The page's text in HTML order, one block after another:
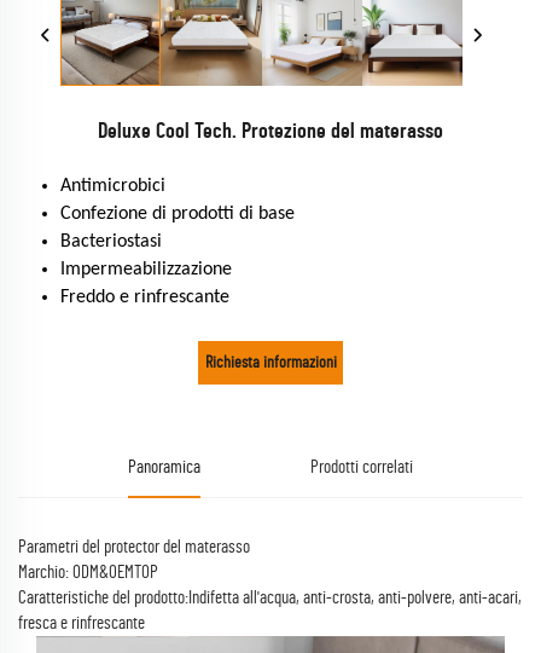
Deluxe Cool Tech. Protezione del materasso
Antimicrobici
Confezione di prodotti di base
Bacteriostasi
Impermeabilizzazione
Freddo e rinfrescante
Richiesta informazioni
Panoramica Prodotti correlati
Parametri del protector del materasso
Marchio: ODM&OEMTOP
Caratteristiche del prodotto:Indifetta all'acqua, anti-crosta, anti-polvere, anti-acari,
fresca e rinfrescante